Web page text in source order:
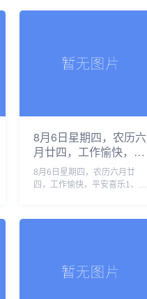
8月6日星期四，农历六
月廿四，工作愉快，平
安喜乐
8月6日星期四，农历六月廿
四，工作愉快，平安喜乐1、地